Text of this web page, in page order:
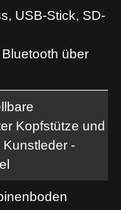
USB-Stick, SD-
über
Kopfstütze und
-